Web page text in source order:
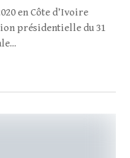
en Côte d’Ivoire
présidentielle du 31